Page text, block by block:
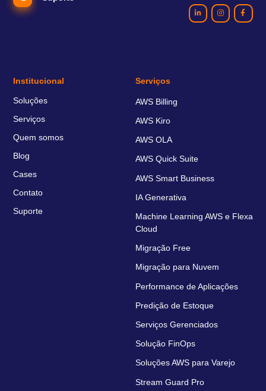
Institucional
Soluções
Serviços
Quem somos
Blog
Cases
Contato
Suporte
Serviços
AWS Billing
AWS Kiro
AWS OLA
AWS Quick Suite
AWS Smart Business
IA Generativa
Machine Learning AWS e Flexa
Cloud
Migração Free
Migração para Nuvem
Performance de Aplicações
Predição de Estoque
Serviços Gerenciados
Solução FinOps
Soluções AWS para Varejo
Stream Guard Pro